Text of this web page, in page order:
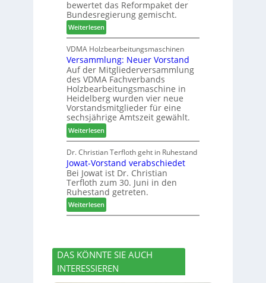
2
6
u
c
h
e
r
z
a
h
l
e
n
o
t
h
i
l
t
b
e
i
P
r
o
u
k
t
s
u
c
bewertet das Reformpaket der
Bundesregierung gemischt.
Weiterlesen:
H
D
H
f
o
r
d
e
r
t
N
a
c
h
b
e
s
s
u
g
VDMA Holzbearbeitungsmaschinen
Versammlung: Neuer Vorstand
Auf der Mitgliederversammlung
des VDMA Fachverbands
Holzbearbeitungsmaschine in
Heidelberg wurden vier neue
Vorstandsmitglieder für eine
sechsjährige Amtszeit gewählt.
Weiterlesen:
V
e
r
s
a
m
m
l
g
:
N
Dr. Christian Terfloth geht in Ruhestand
Jowat-Vorstand verabschiedet
Bei Jowat ist Dr. Christian
Terfloth zum 30. Juni in den
Ruhestand getreten.
Weiterlesen:
J
a
t
-
DAS KÖNNTE SIE AUCH
INTERESSIEREN